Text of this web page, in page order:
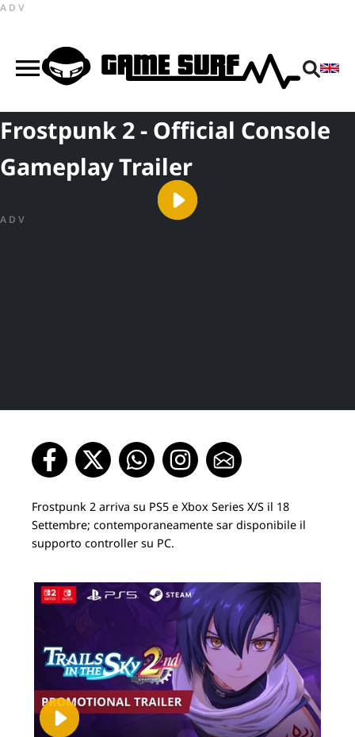
ADV
Frostpunk 2 - Official Console
Gameplay Trailer
ADV
Frostpunk 2 arriva su PS5 e Xbox Series X/S il 18
Settembre; contemporaneamente sar disponibile il
supporto controller su PC.